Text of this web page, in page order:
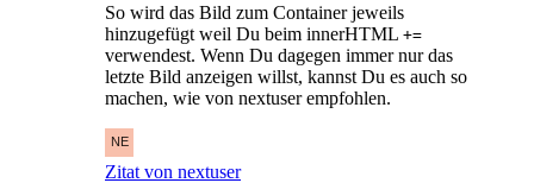
So wird das Bild zum Container jeweils
hinzugefügt weil Du beim innerHTML +=
verwendest. Wenn Du dagegen immer nur das
letzte Bild anzeigen willst, kannst Du es auch so
machen, wie von nextuser empfohlen.
Zitat von nextuser